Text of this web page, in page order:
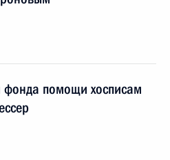
фонда помощи хосписам